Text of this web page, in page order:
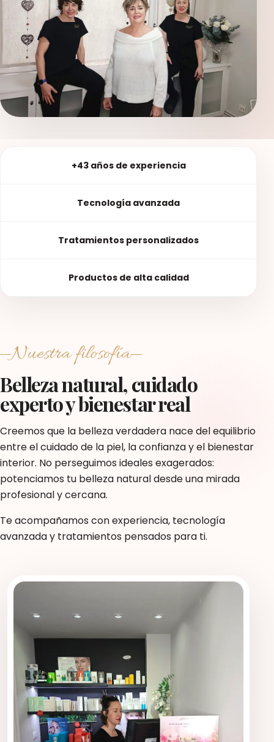
+43 años de experiencia
Tecnología avanzada
Tratamientos personalizados
Productos de alta calidad
Nuestra filosofía
Belleza natural, cuidado
experto y bienestar real
Creemos que la belleza verdadera nace del equilibrio
entre el cuidado de la piel, la confianza y el bienestar
interior. No perseguimos ideales exagerados:
potenciamos tu belleza natural desde una mirada
profesional y cercana.
Te acompañamos con experiencia, tecnología
avanzada y tratamientos pensados para ti.